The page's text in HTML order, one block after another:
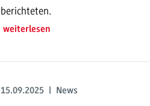
berichteten.
weiterlesen
15.09.2025 | News